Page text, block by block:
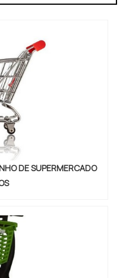
receberá
DE SUPERMERCADO